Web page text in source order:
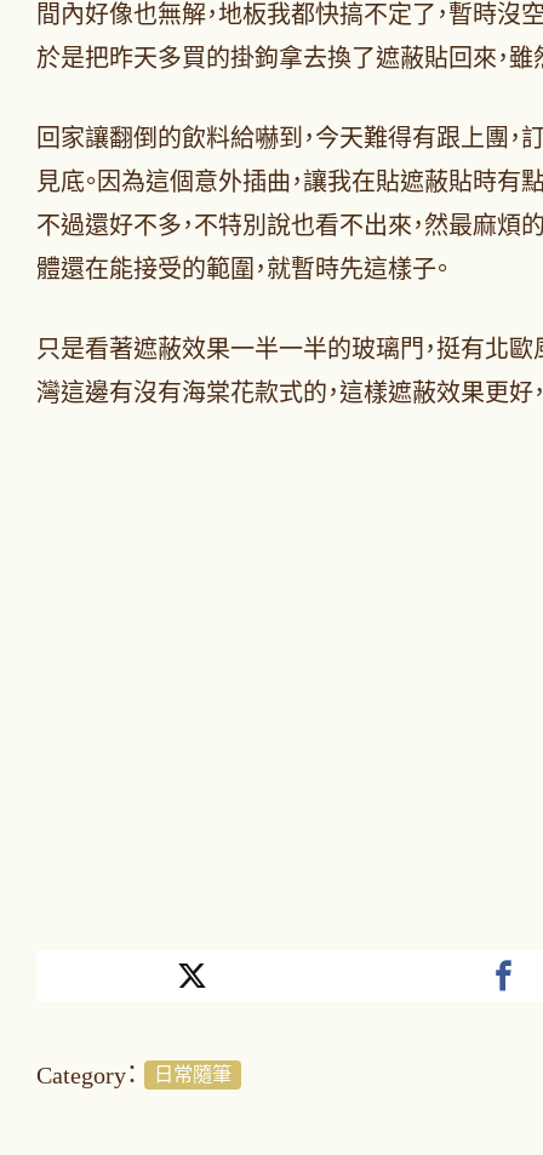
間內好像也無解，地板我都快搞不定了，暫時
於是把昨天多買的掛鉤拿去換了遮蔽貼回來，雖
回家讓翻倒的飲料給嚇到，今天難得有跟上團
見底。因為這個意外插曲，讓我在貼遮蔽貼時有
不過還好不多，不特別說也看不出來，然最麻
體還在能接受的範圍，就暫時先這樣子。
只是看著遮蔽效果一半一半的玻璃門，挺有北
灣這邊有沒有海棠花款式的，這樣遮蔽效果更好
Category： 日常隨筆